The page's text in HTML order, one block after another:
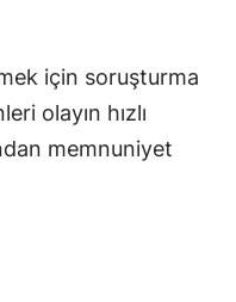
için soruşturma
olayın hızlı
memnuniyet